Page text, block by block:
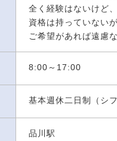
全く経験はないけど
資格は持っていない
ご希望があれば遠慮
8:00～17:00
基本週休二日制（シ
品川駅